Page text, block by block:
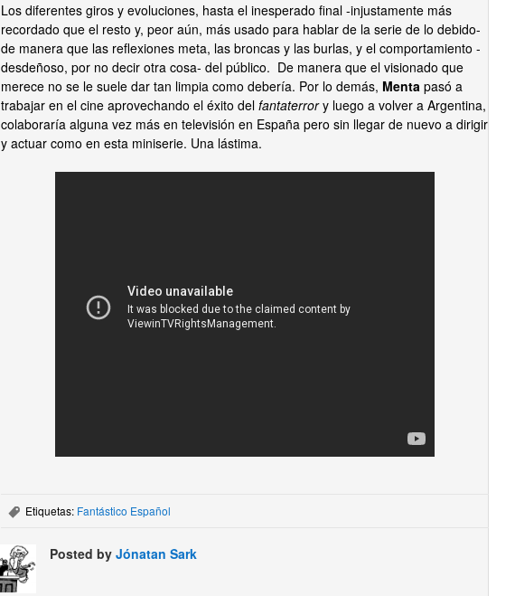
Los diferentes giros y evoluciones, hasta el inesperado final -injustamente más
recordado que el resto y, peor aún, más usado para hablar de la serie de lo debido-
de manera que las reflexiones meta, las broncas y las burlas, y el comportamiento -
desdeñoso, por no decir otra cosa- del público. De manera que el visionado que
merece no se le suele dar tan limpia como debería. Por lo demás, Menta pasó a
trabajar en el cine aprovechando el éxito del fantaterrory luego a volver a Argentina,
colaboraría alguna vez más en televisión en España pero sin llegar de nuevo a dirigir
y actuar como en esta miniserie. Una lástima.
, Etiquetas: Fantástico Español
Posted by Jónatan Sark